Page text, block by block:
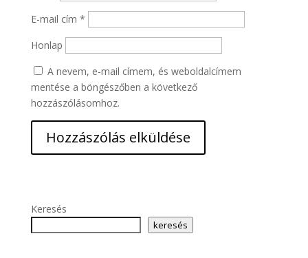
E-mail cím *
Honlap
A nevem, e-mail címem, és weboldalcímem
mentése a böngészőben a következő
hozzászólásomhoz.
Keresés
keresés